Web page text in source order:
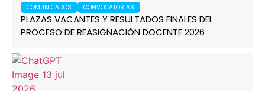
COMUNICADOS CONVOCATORIAS
PLAZAS VACANTES Y RESULTADOS FINALES DEL
PROCESO DE REASIGNACIÓN DOCENTE 2026